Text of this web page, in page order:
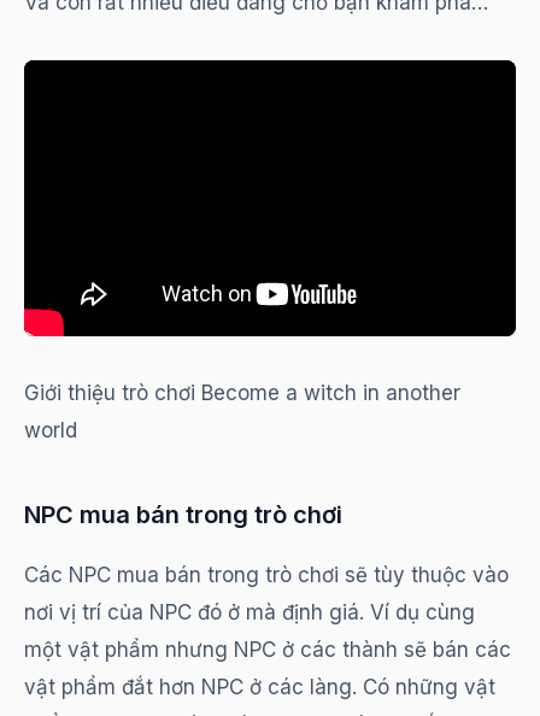
Giới thiệu trò chơi Become a witch in another
world
NPC mua bán trong trò chơi
Các NPC mua bán trong trò chơi sẽ tùy thuộc vào
nơi vị trí của NPC đó ở mà định giá. Ví dụ cùng
một vật phẩm nhưng NPC ở các thành sẽ bán các
vật phẩm đắt hơn NPC ở các làng. Có những vật